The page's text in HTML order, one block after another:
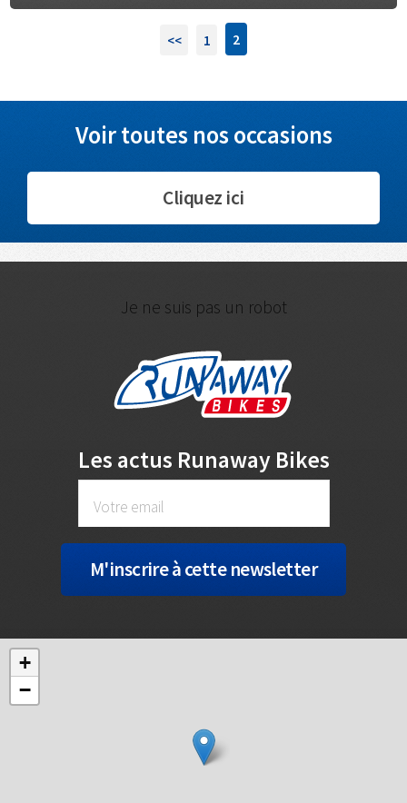
<< 1 2
Voir toutes nos occasions
Cliquez ici
Je ne suis pas un robot
Les actus Runaway Bikes
+
−